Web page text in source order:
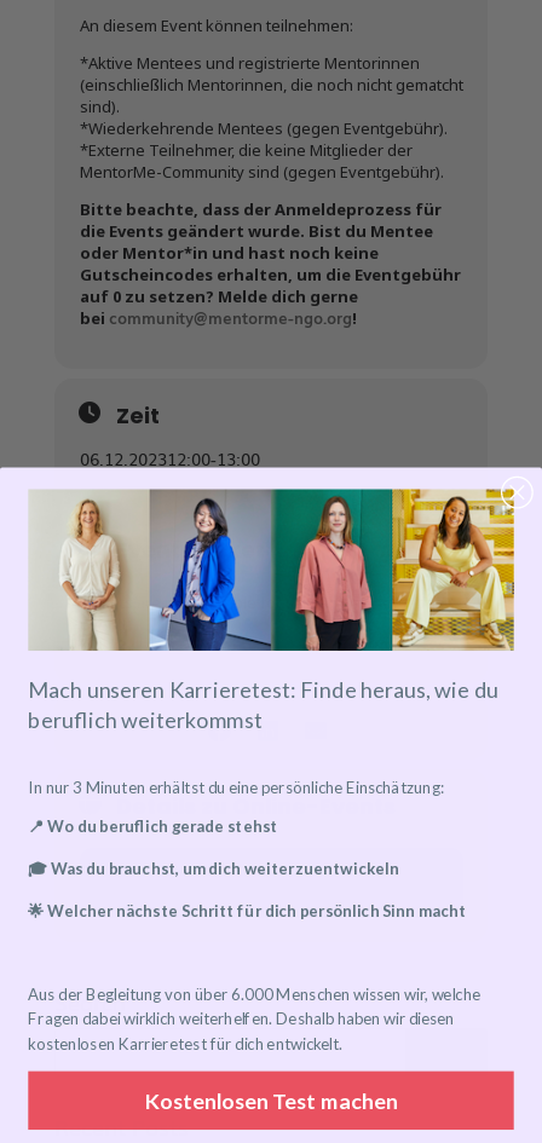
An diesem Event können teilnehmen:
*Aktive Mentees und registrierte Mentorinnen
(einschließlich Mentorinnen, die noch nicht gematcht
sind).
*Wiederkehrende Mentees (gegen Eventgebühr).
*Externe Teilnehmer, die keine Mitglieder der
MentorMe-Community sind (gegen Eventgebühr).
Bitte beachte, dass der Anmeldeprozess für
die Events geändert wurde. Bist du Mentee
oder Mentor*in und hast noch keine
Gutscheincodes erhalten, um die Eventgebühr
auf 0 zu setzen? Melde dich gerne
bei community@mentorme-ngo.org!
Zeit
06.12.202312:00-13:00
Event-Ticket
Tickets are not available for sale any more for this
event!
Details zu Online-Events
Event has already taken place!
Search
Recent Posts
Mach unseren Karrieretest: Finde heraus, wie du
beruflich weiterkommst
In nur 3 Minuten erhältst du eine persönliche Einschätzung:
📍 Wo du beruflich gerade stehst
🎓 Was du brauchst, um dich weiterzuentwickeln
🌟 Welcher nächste Schritt für dich persönlich Sinn macht
Aus der Begleitung von über 6.000 Menschen wissen wir, welche
Fragen dabei wirklich weiterhelfen. Deshalb haben wir diesen
kostenlosen Karrieretest für dich entwickelt.
Kostenlosen Test machen